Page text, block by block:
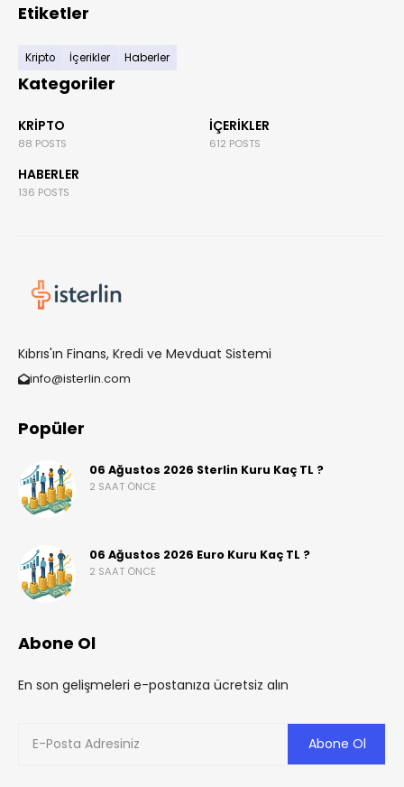
Etiketler
Kripto İçerikler Haberler
Kategoriler
KRIPTO
88 POSTS
İÇERIKLER
612 POSTS
HABERLER
136 POSTS
Kıbrıs'ın Finans, Kredi ve Mevduat Sistemi
info@isterlin.com
Popüler
06 Ağustos 2026 Sterlin Kuru Kaç TL ?
2 SAAT ÖNCE
06 Ağustos 2026 Euro Kuru Kaç TL ?
2 SAAT ÖNCE
Abone Ol
En son gelişmeleri e-postanıza ücretsiz alın